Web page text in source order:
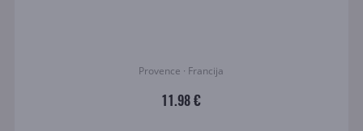
Provence · Francija
11.98 €